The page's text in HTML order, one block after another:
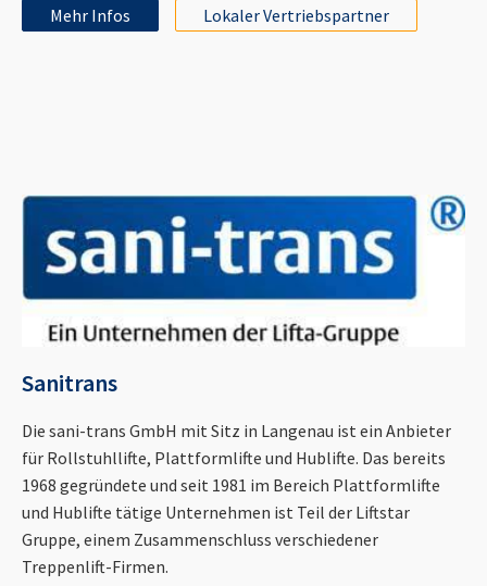
Mehr Infos Lokaler Vertriebspartner
Sanitrans
Die sani-trans GmbH mit Sitz in Langenau ist ein Anbieter
für Rollstuhllifte, Plattformlifte und Hublifte. Das bereits
1968 gegründete und seit 1981 im Bereich Plattformlifte
und Hublifte tätige Unternehmen ist Teil der Liftstar
Gruppe, einem Zusammenschluss verschiedener
Treppenlift-Firmen.